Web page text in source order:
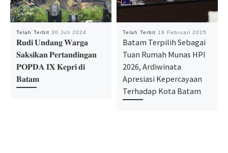
Telah Terbit 30 Juli 2024
𝐑𝐮𝐝𝐢 𝐔𝐧𝐝𝐚𝐧𝐠 𝐖𝐚𝐫𝐠𝐚
𝐒𝐚𝐤𝐬𝐢𝐤𝐚𝐧 𝐏𝐞𝐫𝐭𝐚𝐧𝐝𝐢𝐧𝐠𝐚𝐧
𝐏𝐎𝐏𝐃𝐀 𝐈𝐗 𝐊𝐞𝐩𝐫𝐢 𝐝𝐢
𝐁𝐚𝐭𝐚𝐦
Telah Terbit 19 Februari 2025
Batam Terpilih Sebagai
Tuan Rumah Munas HPI
2026, Ardiwinata
Apresiasi Kepercayaan
Terhadap Kota Batam